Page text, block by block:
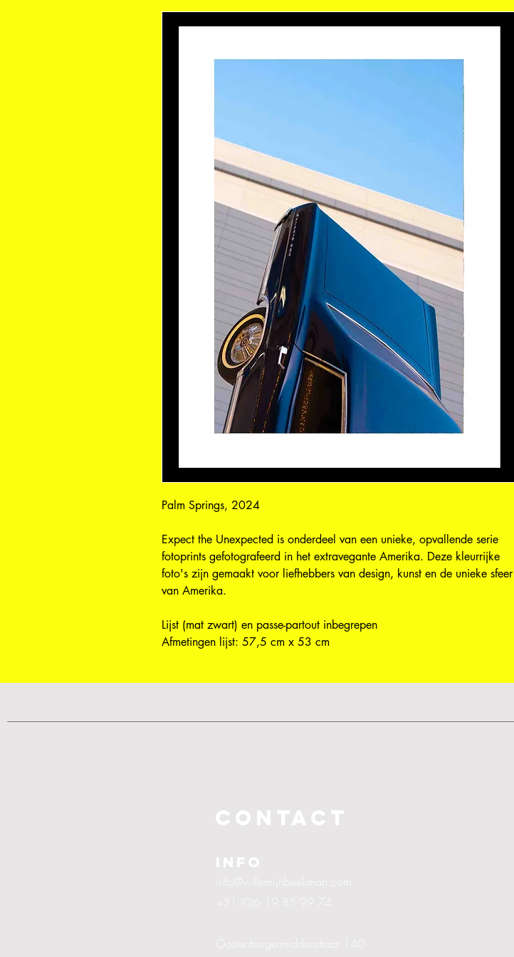
Palm Springs, 2024
Expect the Unexpected is onderdeel van een unieke, opvallende serie
fotoprints gefotografeerd in het extravegante Amerika. Deze kleurrijke
foto's zijn gemaakt voor liefhebbers van design, kunst en de unieke sfeer
van Amerika.
Lijst (mat zwart) en passe-partout inbegrepen
Afmetingen lijst: 57,5 cm x 53 cm
CONTACT
info